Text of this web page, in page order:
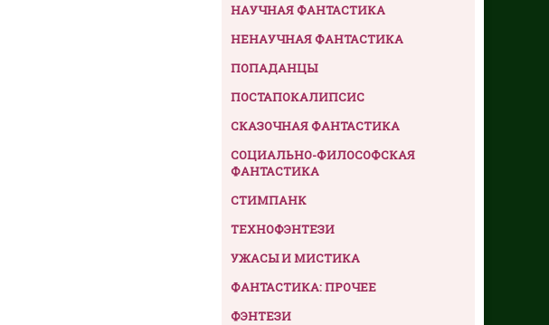
НАУЧНАЯ ФАНТАСТИКА
НЕНАУЧНАЯ ФАНТАСТИКА
ПОПАДАНЦЫ
ПОСТАПОКАЛИПСИС
СКАЗОЧНАЯ ФАНТАСТИКА
СОЦИАЛЬНО-ФИЛОСОФСКАЯ
ФАНТАСТИКА
СТИМПАНК
ТЕХНОФЭНТЕЗИ
УЖАСЫ И МИСТИКА
ФАНТАСТИКА: ПРОЧЕЕ
ФЭНТЕЗИ